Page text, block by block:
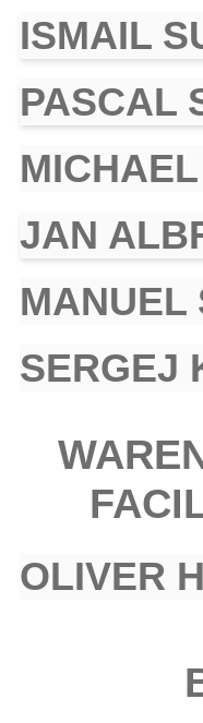
ISMAIL
PASCAL
JAN
MANUEL
SERGEJ
OLIVER